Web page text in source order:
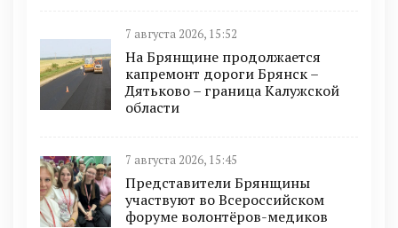
7 августа 2026, 15:52
На Брянщине продолжается
капремонт дороги Брянск –
Дятьково – граница Калужской
области
7 августа 2026, 15:45
Представители Брянщины
участвуют во Всероссийском
форуме волонтёров-медиков